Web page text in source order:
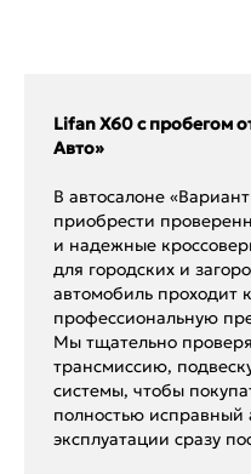
Lifan X60 с пробегом
Авто»
В автосалоне
приобрести
и надежные
для городских и
автомобиль проходит
профессиональную
Мы тщательно
трансмиссию,
системы, чтобы
полностью исправный
эксплуатации сразу